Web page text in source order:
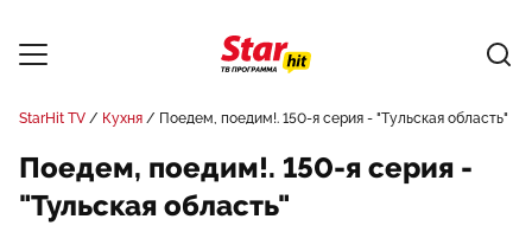
StarHit TV Кухня Поедем, поедим!. 150-я серия - "Тульская область"
Поедем, поедим!. 150-я серия -
"Тульская область"